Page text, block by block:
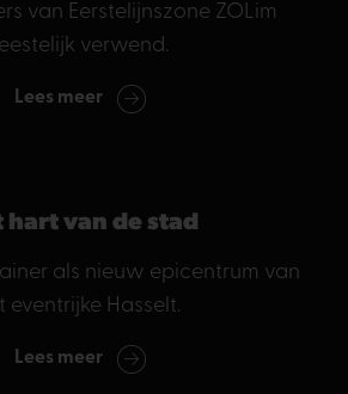
van Eerstelijnszone ZOLim
verwend.
Lees meer
hart van de stad
als nieuw epicentrum van
eventrijke Hasselt.
Lees meer